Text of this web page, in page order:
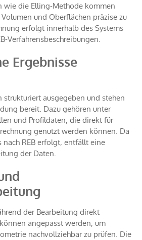
wie die Elling-Methode kommen
und Oberflächen präzise zu
erfolgt innerhalb des Systems
Verfahrensbeschreibungen.
Ergebnisse
strukturiert ausgegeben und stehen
bereit. Dazu gehören unter
und Profildaten, die direkt für
genutzt werden können. Da
nach REB erfolgt, entfällt eine
der Daten.
der Bearbeitung direkt
angepasst werden, um
nachvollziehbar zu prüfen. Die